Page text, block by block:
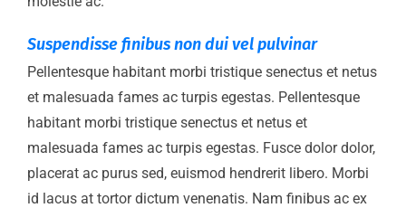
Suspendisse finibus non dui vel pulvinar
Pellentesque habitant morbi tristique senectus et netus
et malesuada fames ac turpis egestas. Pellentesque
habitant morbi tristique senectus et netus et
malesuada fames ac turpis egestas. Fusce dolor dolor,
placerat ac purus sed, euismod hendrerit libero. Morbi
id lacus at tortor dictum venenatis. Nam finibus ac ex